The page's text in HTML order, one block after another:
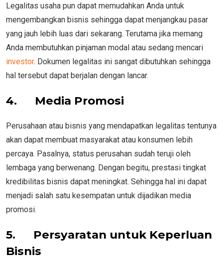
Legalitas usaha pun dapat memudahkan Anda untuk
mengembangkan bisnis sehingga dapat menjangkau pasar
yang jauh lebih luas dari sekarang. Terutama jika memang
Anda membutuhkan pinjaman modal atau sedang mencari
investor. Dokumen legalitas ini sangat dibutuhkan sehingga
hal tersebut dapat berjalan dengan lancar.
4. Media Promosi
Perusahaan atau bisnis yang mendapatkan legalitas tentunya
akan dapat membuat masyarakat atau konsumen lebih
percaya. Pasalnya, status perusahan sudah teruji oleh
lembaga yang berwenang. Dengan begitu, prestasi tingkat
kredibilitas bisnis dapat meningkat. Sehingga hal ini dapat
menjadi salah satu kesempatan untuk dijadikan media
promosi.
5.
Persyaratan untuk Keperluan
Bisnis